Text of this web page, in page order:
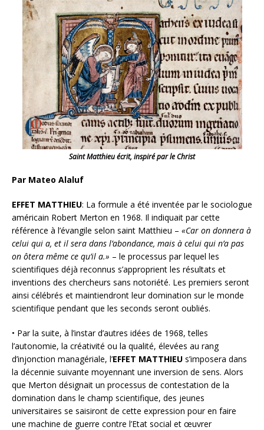
Saint Matthieu écrit, inspiré par le Christ
Par Mateo Alaluf
EFFET MATTHIEU: La formule a été inventée par le sociologue
américain Robert Merton en 1968. Il indiquait par cette
référence à l’évangile selon saint Matthieu – «Car on donnera à
celui qui a, et il sera dans l’abondance, mais à celui qui n’a pas
on ôtera même ce qu’il a.» – le processus par lequel les
scientifiques déjà reconnus s’approprient les résultats et
inventions des chercheurs sans notoriété. Les premiers seront
ainsi célébrés et maintiendront leur domination sur le monde
scientifique pendant que les seconds seront oubliés.
• Par la suite, à l’instar d’autres idées de 1968, telles
l’autonomie, la créativité ou la qualité, élevées au rang
d’injonction managériale, l’EFFET MATTHIEU s’imposera dans
la décennie suivante moyennant une inversion de sens. Alors
que Merton désignait un processus de contestation de la
domination dans le champ scientifique, des jeunes
universitaires se saisiront de cette expression pour en faire
une machine de guerre contre l’Etat social et œuvrer